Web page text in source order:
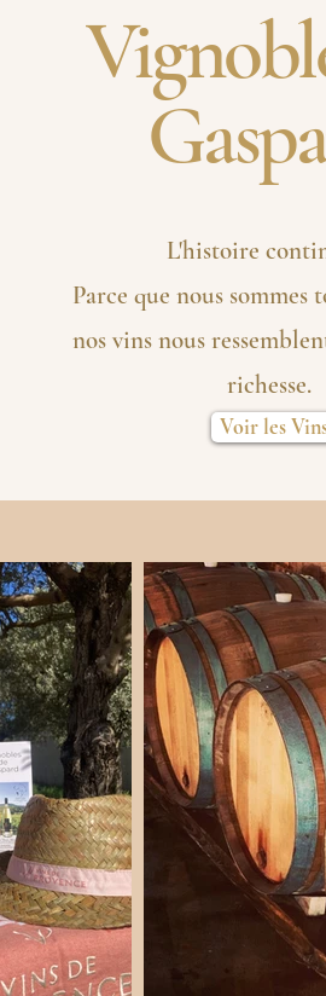
L'histoire
Parce que nous sommes
nos vins nous
richesse.
Voir les